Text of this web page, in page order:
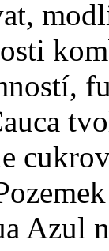
Azul